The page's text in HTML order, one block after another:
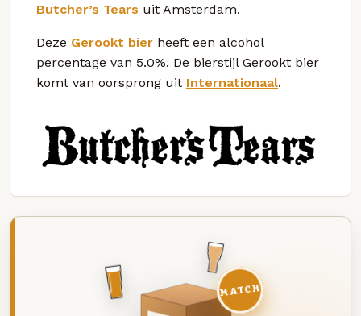
Butcher’s Tears uit Amsterdam.
Deze Gerookt bier heeft een alcohol
percentage van 5.0%. De bierstijl Gerookt bier
komt van oorsprong uit Internationaal.
MATCH